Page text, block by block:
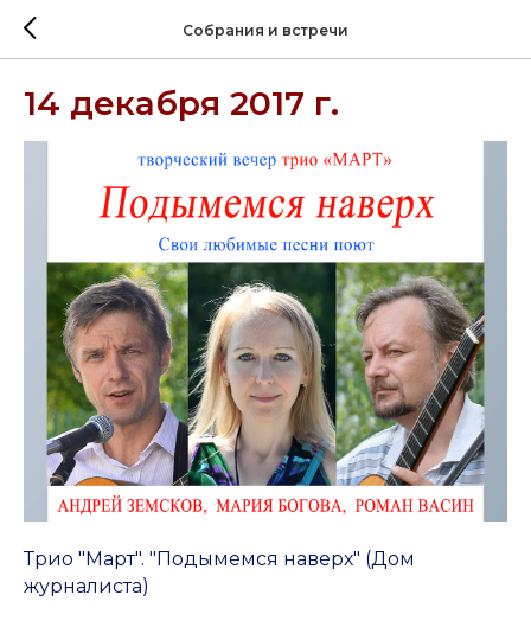
Собрания и встречи
14 декабря 2017 г.
Трио "Март". "Подымемся наверх" (Дом
журналиста)